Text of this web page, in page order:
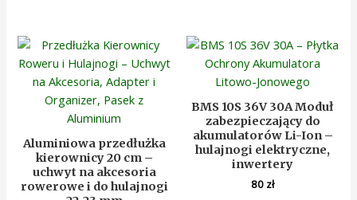
Aluminiowa przedłużka
kierownicy 20 cm –
uchwyt na akcesoria
rowerowe i do hulajnogi
BMS 10S 36V 30A Moduł
zabezpieczający do
akumulatorów Li-Ion –
hulajnogi elektryczne,
inwertery
80 zł